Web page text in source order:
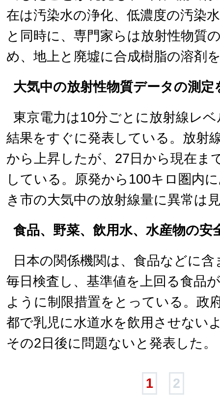
在は汚染水の浄化、低濃度の汚染
と同時に、専門家らは放射性物質
め、地上と廃墟に合成樹脂の溶剤
大気中の放射性物質データの測定
東京電力は10分ごとに放射線レ
結果をすぐに発表している。放射
から上昇したが、27日から現在ま
している。原発から100キロ圏内
き市の大気中の放射線量に異常は
食品、野菜、飲用水、水産物の安
日本の関係機関は、食品などに
毎日検査し、基準値を上回る食品
ように制限措置をとっている。政
都で乳児に水道水を飲用させない
その2日後に問題ないと発表した。
1 2